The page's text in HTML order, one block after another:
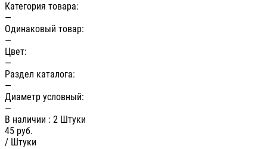
Категория товара:
—
Одинаковый товар:
—
Цвет:
—
Раздел каталога:
—
Диаметр условный:
—
В наличии : 2 Штуки
45 руб.
/ Штуки